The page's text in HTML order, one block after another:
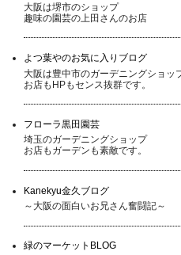
大阪は堺市のショップ
趣味の園芸の上田さんのお店
よつ葉やのお気に入りブログ
大阪は豊中市のガーデニングショッ
お店もHPもセンス抜群です。
フローラ黒田園芸
埼玉のガーデニングショップ
お店もガーデンも素敵です。
Kanekyu金久ブログ
～大阪の面白いお兄さん奮闘記～
緑のマーケットBLOG